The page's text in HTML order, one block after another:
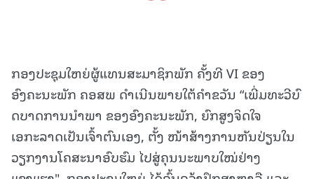
ກອງປະຊຸມໃຫຍ່ຜູ້ແທນສະມາຊິກພັກ ຄັ້ງທີ VI ຂອງ
ອົງຄະນະພັກ ຄອສພ ດໍາເນີນພາຍໃຕ້ຄໍາຂວັນ “ເພີ່ມທະວີບົ
ດບາດການນໍາພາ ຂອງອົງຄະນະພັກ, ຍົກສູງຈິດໃຈ
ເອກະລາດເປັນເຈົ້າຕົນເອງ, ຕັ້ງ ໜ້າສ້າງການຫັນປ່ຽນໃນ
ວຽກງານໂຄສະນາອົບຮົມ ໄປສູ່ຄຸນນະພາບໃໝ່ຢ່າງ